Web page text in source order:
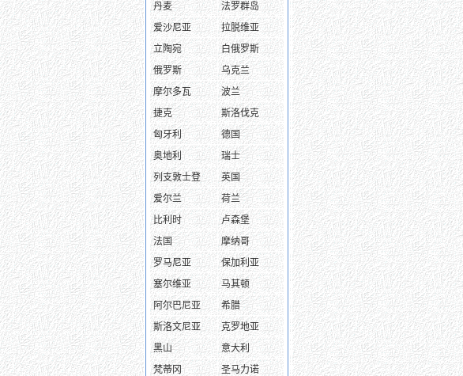
丹麦
法罗群岛
爱沙尼亚
拉脱维亚
立陶宛
白俄罗斯
俄罗斯
乌克兰
摩尔多瓦
波兰
捷克
斯洛伐克
匈牙利
德国
奥地利
瑞士
列支敦士登
英国
爱尔兰
荷兰
比利时
卢森堡
法国
摩纳哥
罗马尼亚
保加利亚
塞尔维亚
马其顿
阿尔巴尼亚
希腊
斯洛文尼亚
克罗地亚
黑山
意大利
梵蒂冈
圣马力诺